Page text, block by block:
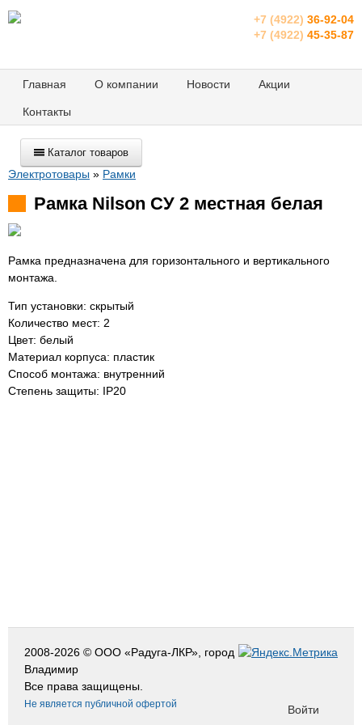
+7 (4922) 36-92-04
+7 (4922) 45-35-87
Главная О компании Новости Акции
Контакты
Каталог товаров
Электротовары » Рамки
Рамка Nilson СУ 2 местная белая
Рамка предназначена для горизонтального и вертикального
монтажа.
Тип установки: скрытый
Количество мест: 2
Цвет: белый
Материал корпуса: пластик
Способ монтажа: внутренний
Степень защиты: IP20
2008-2026 © ООО «Радуга-ЛКР», город
Владимир
Все права защищены.
Не является публичной офертой Войти